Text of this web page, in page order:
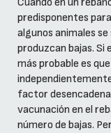
predisponentes
algunos animales
produzcan bajas.
más probable es
factor
vacunación en el
número de bajas.